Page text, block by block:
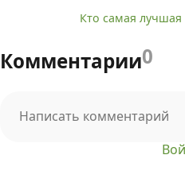
Кто самая лучшая
Комментарии0